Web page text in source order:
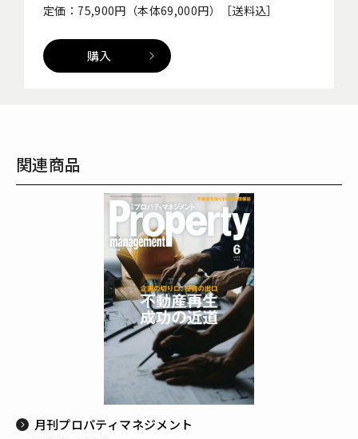
定価：75,900円（本体69,000円）［送料込］
購入
関連商品
月刊プロパティマネジメント